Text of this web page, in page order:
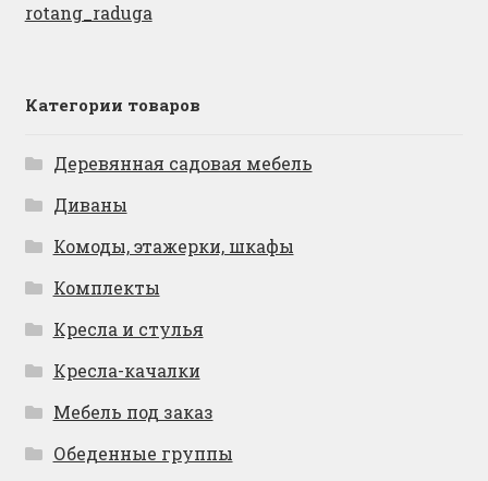
rotang_raduga
Категории товаров
Деревянная садовая мебель
Диваны
Комоды, этажерки, шкафы
Комплекты
Кресла и стулья
Кресла-качалки
Мебель под заказ
Обеденные группы